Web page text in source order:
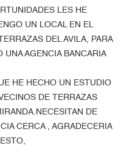
LES HE
UN LOCAL EN EL
DEL AVILA, PARA
UNA AGENCIA BANCARIA
HE HECHO UN ESTUDIO
DE TERRAZAS
DE
CERCA , AGRADECERIA